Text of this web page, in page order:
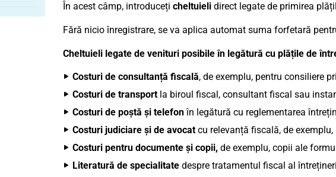
În acest câmp, introduceți cheltuielidirect legate de primirea
Fără nicio înregistrare, se va aplica automat suma forfetară
Cheltuieli legate de venituri posibile în legătură cu plățile de
Costuri de consultanță fiscală, de exemplu, pentru consiliere
Costuri de transportla biroul fiscal, consultant fiscal sau
Costuri de poștă și telefonîn legătură cu reglementarea
Costuri judiciare și de avocatcu relevanță fiscală, de
Costuri pentru documente și copii, de exemplu, copii ale
Literatură de specialitate despre tratamentul fiscal al